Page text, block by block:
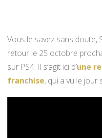
Vous le savez sans doute,
retour le 25 octobre
sur PS4. Il s’agit ici d’une
franchise, qui a vu le jour